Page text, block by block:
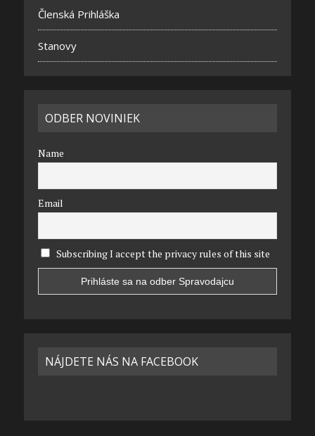
Členská Prihláška
Stanovy
ODBER NOVINIEK
Name
Email
Subscribing I accept the privacy rules of this site
NÁJDETE NÁS NA FACEBOOK